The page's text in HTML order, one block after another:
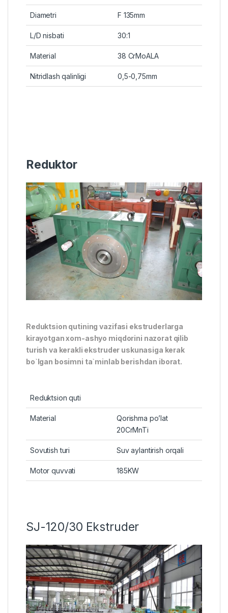
Diametri F 135mm
L/D nisbati 30:1
Material 38 CrMoALA
Nitridlash qalinligi 0,5-0,75mm
Reduktor
Reduktsion qutining vazifasi ekstruderlarga
kirayotgan xom-ashyo miqdorini nazorat qilib
turish va kerakli ekstruder uskunasiga kerak
bo`lgan bosimni ta`minlab berishdan iborat.
Reduktsion quti
Material
Qorishma po’lat
20CrMnTi
Sovutish turi Suv aylantirish orqali
Motor quvvati 185KW
SJ-120/30 Ekstruder